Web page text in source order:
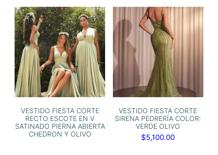
VESTIDO FIESTA CORTE
RECTO ESCOTE EN V
SATINADO PIERNA ABIERTA
CHEDRON Y OLIVO
VESTIDO FIESTA CORTE
SIRENA PEDRERÍA COLOR:
VERDE OLIVO
$5,100.00